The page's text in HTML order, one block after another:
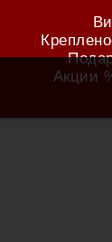
Акции